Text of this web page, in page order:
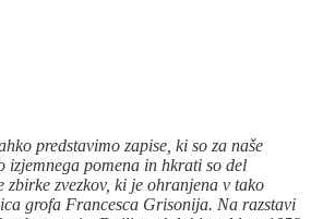
predstavimo zapise, ki so za naše
izjemnega pomena in hkrati so del
zbirke zvezkov, ki je ohranjena v tako
grofa Francesca Grisonija. Na razstavi